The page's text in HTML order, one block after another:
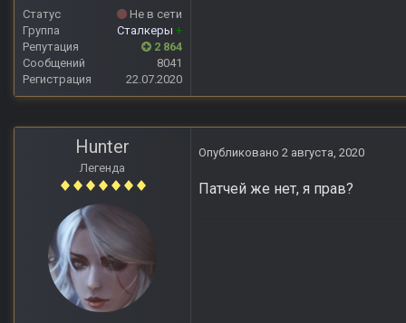
Статус
Не в сети
Группа
Сталкеры +
Репутация
2 864
Сообщений
8041
Регистрация
22.07.2020
Hunter
Легенда
Опубликовано 2 августа, 2020
Патчей же нет, я прав?